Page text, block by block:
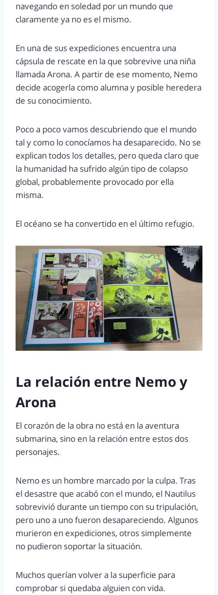
navegando en soledad por un mundo que
claramente ya no es el mismo.
En una de sus expediciones encuentra una
cápsula de rescate en la que sobrevive una niña
llamada Arona. A partir de ese momento, Nemo
decide acogerla como alumna y posible heredera
de su conocimiento.
Poco a poco vamos descubriendo que el mundo
tal y como lo conocíamos ha desaparecido. No se
explican todos los detalles, pero queda claro que
la humanidad ha sufrido algún tipo de colapso
global, probablemente provocado por ella
misma.
El océano se ha convertido en el último refugio.
La relación entre Nemo y
Arona
El corazón de la obra no está en la aventura
submarina, sino en la relación entre estos dos
personajes.
Nemo es un hombre marcado por la culpa. Tras
el desastre que acabó con el mundo, el Nautilus
sobrevivió durante un tiempo con su tripulación,
pero uno a uno fueron desapareciendo. Algunos
murieron en expediciones, otros simplemente
no pudieron soportar la situación.
Muchos querían volver a la superficie para
comprobar si quedaba alguien con vida.